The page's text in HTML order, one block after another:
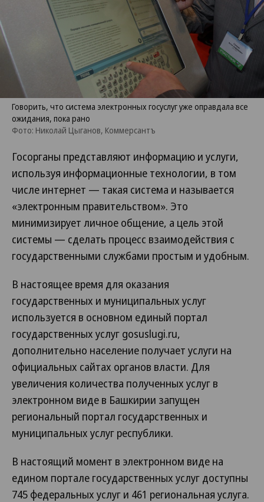
Говорить, что система электронных госуслуг уже оправдала все
ожидания, пока рано
Фото: Николай Цыганов, Коммерсантъ
Госорганы представляют информацию и услуги,
используя информационные технологии, в том
числе интернет — такая система и называется
«электронным правительством». Это
минимизирует личное общение, а цель этой
системы — сделать процесс взаимодействия с
государственными службами простым и удобным.
В настоящее время для оказания
государственных и муниципальных услуг
используется в основном единый портал
государственных услуг gosuslugi.ru,
дополнительно население получает услуги на
официальных сайтах органов власти. Для
увеличения количества полученных услуг в
электронном виде в Башкирии запущен
региональный портал государственных и
муниципальных услуг республики.
В настоящий момент в электронном виде на
едином портале государственных услуг доступны
745 федеральных услуг и 461 региональная услуга.